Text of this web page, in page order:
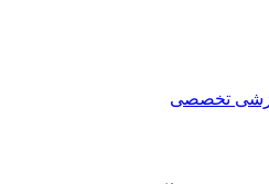
تخصصی